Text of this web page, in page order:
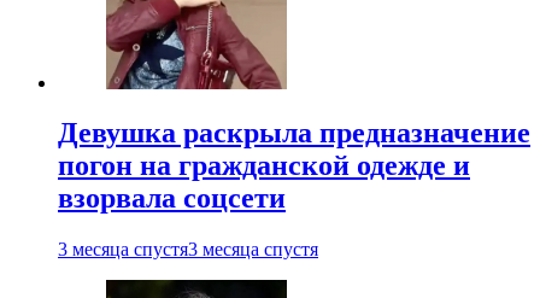
Девушка раскрыла предназначение
погон на гражданской одежде и
взорвала соцсети
3 месяца спустя3 месяца спустя